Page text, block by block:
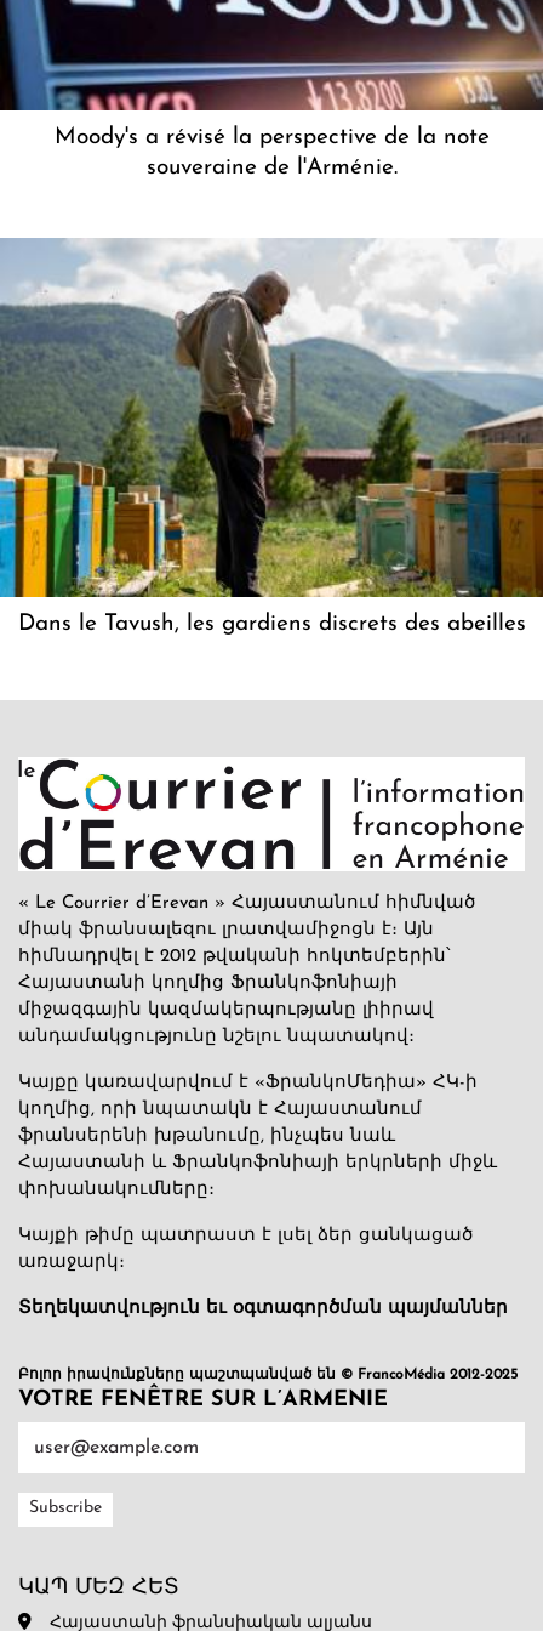
Moody's a révisé la perspective de la note
souveraine de l'Arménie.
Dans le Tavush, les gardiens discrets des abeilles
« Le Courrier d’Erevan » Հայաստանում հիմնված
միակ ֆրանսալեզու լրատվամիջոցն է։ Այն
հիմնադրվել է 2012 թվականի հոկտեմբերին՝
Հայաստանի կողմից Ֆրանկոֆոնիայի
միջազգային կազմակերպությանը լիիրավ
անդամակցությունը նշելու նպատակով։
Կայքը կառավարվում է «ՖրանկոՄեդիա» ՀԿ-ի
կողմից, որի նպատակն է Հայաստանում
ֆրանսերենի խթանումը, ինչպես նաև
Հայաստանի և Ֆրանկոֆոնիայի երկրների միջև
փոխանակումները։
Կայքի թիմը պատրաստ է լսել ձեր ցանկացած
առաջարկ։
Տեղեկատվություն եւ օգտագործման պայմաններ
Բոլոր իրավունքները պաշտպանված են © FrancoMédia 2012-2025
VOTRE FENÊTRE SUR L’ARMENIE
ԿԱՊ ՄԵԶ ՀԵՏ
Հայաստանի ֆրանսիական ալյանս